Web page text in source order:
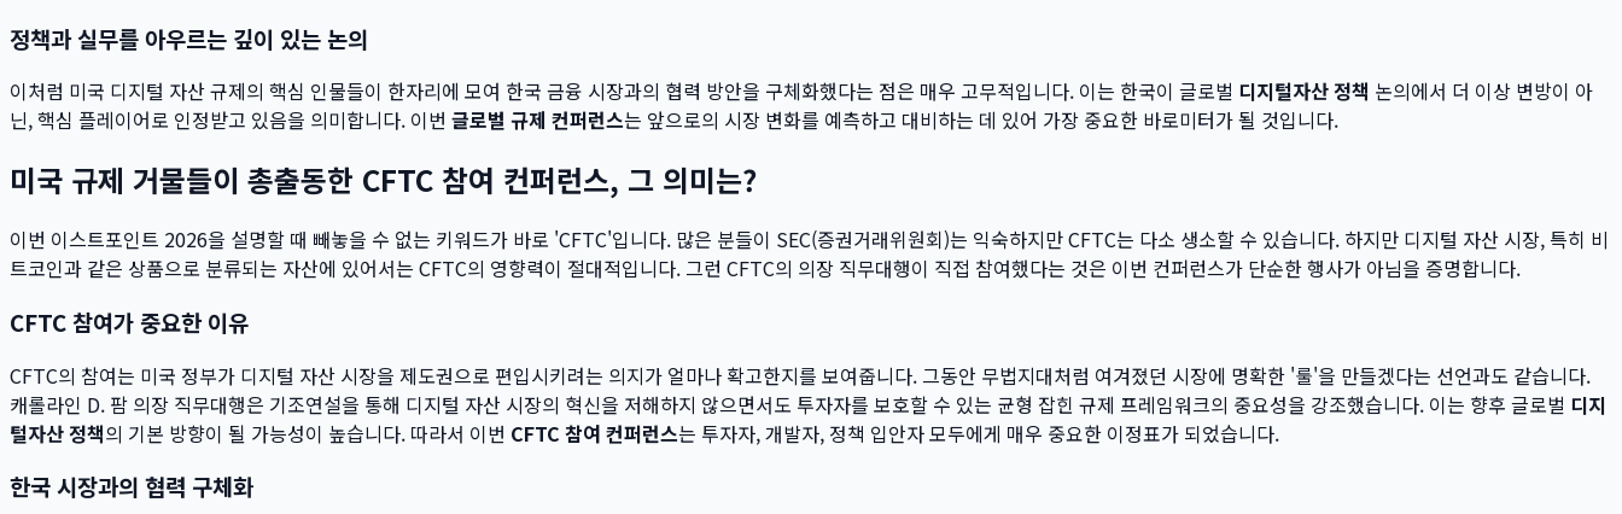
정책과 실무를 아우르는 깊이 있는 논의
이처럼 미국 디지털 자산 규제의 핵심 인물들이 한자리에 모여 한국 금융 시장과의 협력 방안을 구체화했다는 점은 매우 고무적입니다. 이는 한국이 글로벌 디지털자산 정책 논의에서 더 이상 변방이 아
닌, 핵심 플레이어로 인정받고 있음을 의미합니다. 이번 글로벌 규제 컨퍼런스는 앞으로의 시장 변화를 예측하고 대비하는 데 있어 가장 중요한 바로미터가 될 것입니다.
미국 규제 거물들이 총출동한 CFTC 참여 컨퍼런스, 그 의미는?
이번 이스트포인트 2026을 설명할 때 빼놓을 수 없는 키워드가 바로 'CFTC'입니다. 많은 분들이 SEC(증권거래위원회)는 익숙하지만 CFTC는 다소 생소할 수 있습니다. 하지만 디지털 자산 시장, 특히 비
트코인과 같은 상품으로 분류되는 자산에 있어서는 CFTC의 영향력이 절대적입니다. 그런 CFTC의 의장 직무대행이 직접 참여했다는 것은 이번 컨퍼런스가 단순한 행사가 아님을 증명합니다.
CFTC 참여가 중요한 이유
CFTC의 참여는 미국 정부가 디지털 자산 시장을 제도권으로 편입시키려는 의지가 얼마나 확고한지를 보여줍니다. 그동안 무법지대처럼 여겨졌던 시장에 명확한 '룰'을 만들겠다는 선언과도 같습니다.
캐롤라인 D. 팜 의장 직무대행은 기조연설을 통해 디지털 자산 시장의 혁신을 저해하지 않으면서도 투자자를 보호할 수 있는 균형 잡힌 규제 프레임워크의 중요성을 강조했습니다. 이는 향후 글로벌 디지
털자산 정책의 기본 방향이 될 가능성이 높습니다. 따라서 이번 CFTC 참여 컨퍼런스는 투자자, 개발자, 정책 입안자 모두에게 매우 중요한 이정표가 되었습니다.
한국 시장과의 협력 구체화